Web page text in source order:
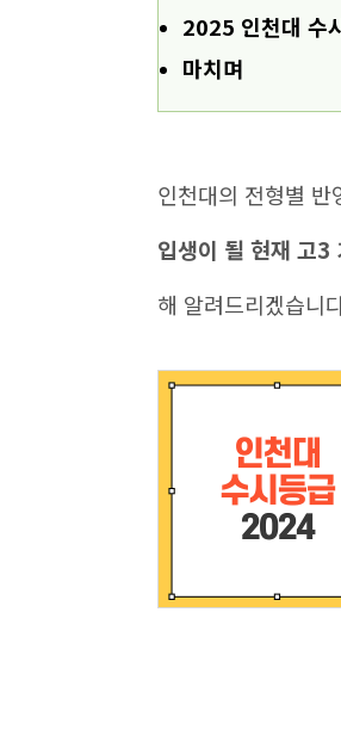
2025 인천대 수
마치며
인천대의 전형별
입생이 될 현재 고3
해 알려드리겠습니